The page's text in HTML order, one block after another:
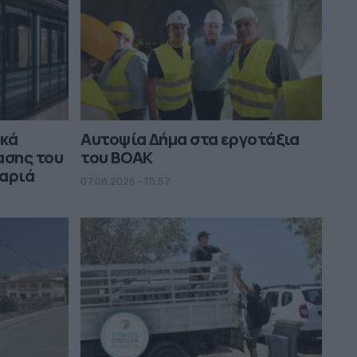
του
Αυτοψία Δήμα στα εργοτάξια
του ΒΟΑΚ
07.08.2026 - 15.57